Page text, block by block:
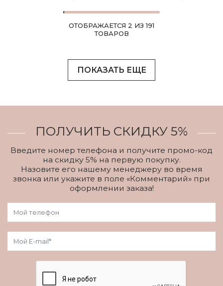
ОТОБРАЖАЕТСЯ 2 ИЗ 191
ТОВАРОВ
ПОКАЗАТЬ ЕЩЕ
ПОЛУЧИТЬ СКИДКУ 5%
Введите номер телефона и получите промо-код
на скидку 5% на первую покупку.
Назовите его нашему менеджеру во время
звонка или укажите в поле «Комментарий» при
оформлении заказа!